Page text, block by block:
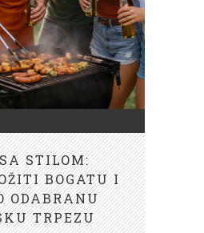
STILOM:
BOGATU I
ODABRANU
TRPEZU